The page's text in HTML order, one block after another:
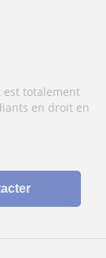
est totalement
en droit en